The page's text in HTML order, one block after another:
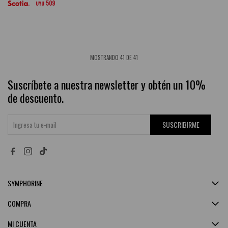
UYU 509
MOSTRANDO 41 DE 41
Suscríbete a nuestra newsletter y obtén un 10%
de descuento.
SUSCRIBIRME
 
SYMPHORINE
MI CUENTA
COMPRA